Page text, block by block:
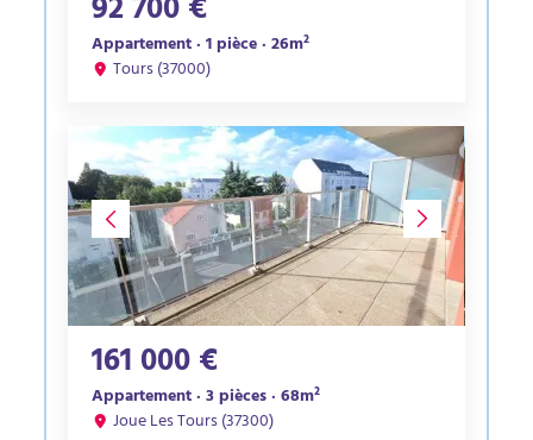
92 700 €
Appartement · 1 pièce · 26m²
Tours (37000)
161 000 €
Appartement · 3 pièces · 68m²
Joue Les Tours (37300)